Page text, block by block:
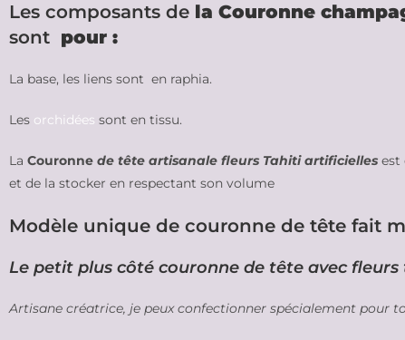
Les composants de la Couronne
sont pour :
La base, les liens sont en raphia.
Les orchidées sont en tissu.
La Couronne de tête artisanale fleurs Tahiti artificielles est
et de la stocker en respectant son volume
Modèle unique de couronne de tête fait
Le petit plus côté couronne de tête avec
Artisane créatrice, je peux confectionner spécialement pour